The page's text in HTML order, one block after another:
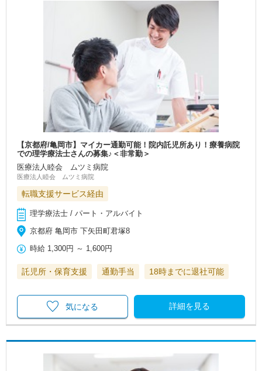
【京都府/亀岡市】マイカー通勤可能！院内託児所あり！療養病院
での理学療法士さんの募集♪＜非常勤＞
医療法人睦会 ムツミ病院
医療法人睦会 ムツミ病院
転職支援サービス経由
理学療法士 / パート・アルバイト
京都府 亀岡市 下矢田町君塚8
時給 1,300円 ～ 1,600円
託児所・保育支援 通勤手当 18時までに退社可能
詳細を見る
気になる